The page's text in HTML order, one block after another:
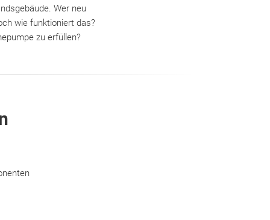
Wer neu
wie funktioniert das?
zu erfüllen?